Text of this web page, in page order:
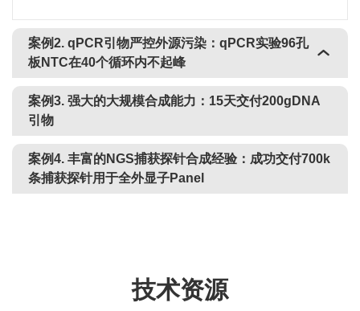
案例2. qPCR引物严控外源污染：qPCR实验96孔
板NTC在40个循环内不起峰
案例3. 强大的大规模合成能力：15天交付200gDNA
引物
案例4. 丰富的NGS捕获探针合成经验：成功交付700k
条捕获探针用于全外显子Panel
技术资源